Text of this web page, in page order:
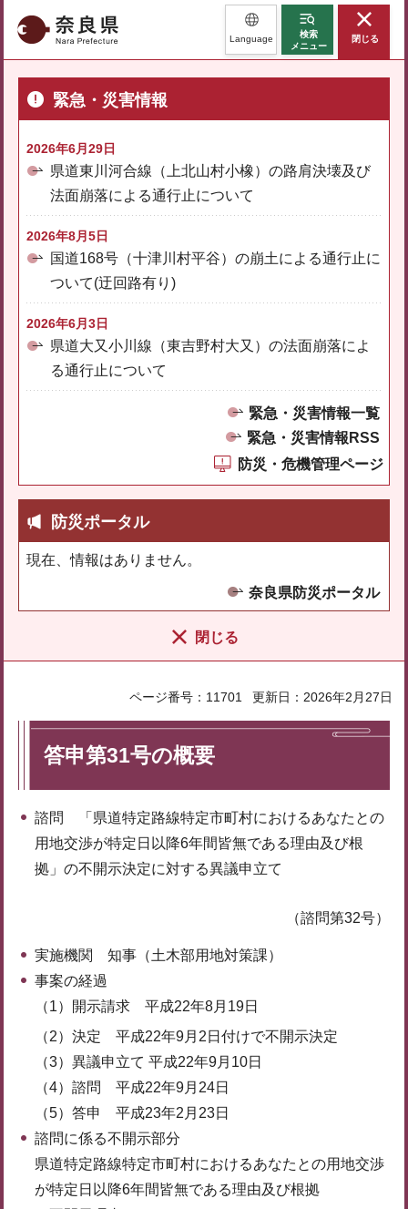
奈良県 Language
検索
メニュー
閉じる
緊急・災害情報
2026年6月29日
県道東川河合線（上北山村小橡）の路肩決壊及び
法面崩落による通行止について
2026年8月5日
国道168号（十津川村平谷）の崩土による通行止に
ついて(迂回路有り)
2026年6月3日
県道大又小川線（東吉野村大又）の法面崩落によ
る通行止について
緊急・災害情報一覧
緊急・災害情報RSS
防災・危機管理ページ
防災ポータル
現在、情報はありません。
奈良県防災ポータル
閉じる
ページ番号：11701 更新日：2026年2月27日
答申第31号の概要
諮問 「県道特定路線特定市町村におけるあなたとの
用地交渉が特定日以降6年間皆無である理由及び根
拠」の不開示決定に対する異議申立て
（諮問第32号）
実施機関 知事（土木部用地対策課）
事案の経過
（1）開示請求 平成22年8月19日
（2）決定 平成22年9月2日付けで不開示決定
（3）異議申立て 平成22年9月10日
（4）諮問 平成22年9月24日
（5）答申 平成23年2月23日
諮問に係る不開示部分
県道特定路線特定市町村におけるあなたとの用地交渉
が特定日以降6年間皆無である理由及び根拠